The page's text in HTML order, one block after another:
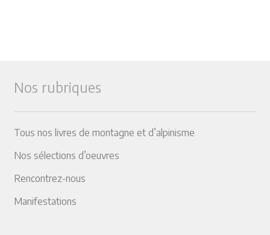
Nos rubriques
Tous nos livres de montagne et d’alpinisme
Nos sélections d’oeuvres
Rencontrez-nous
Manifestations